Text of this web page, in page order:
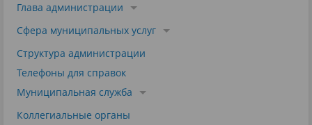
Глава администрации
Сфера муниципальных услуг
Структура администрации
Телефоны для справок
Муниципальная служба
Коллегиальные органы